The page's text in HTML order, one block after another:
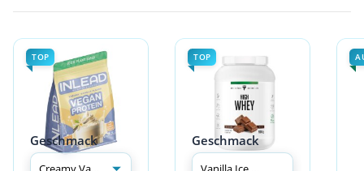
TOP
Geschmack
TOP
Geschmack